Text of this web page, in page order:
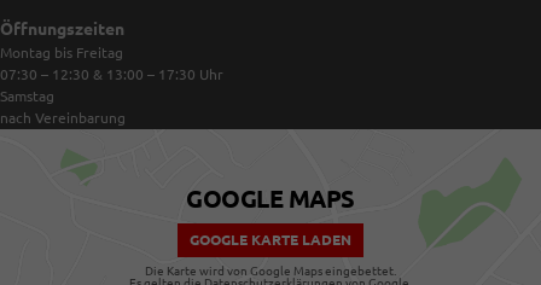
Öffnungszeiten
Montag bis Freitag
07:30 – 12:30 & 13:00 – 17:30 Uhr
Samstag
nach Vereinbarung
GOOGLE MAPS
GOOGLE KARTE LADEN
Die Karte wird von Google Maps eingebettet.